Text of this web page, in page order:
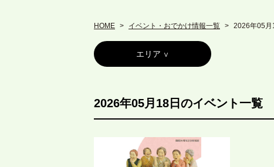
HOME イベント・おでかけ情報一覧 2026年05月
エリア
2026年05月18日のイベント一覧